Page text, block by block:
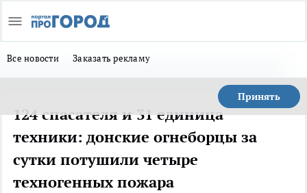
Все новости Заказать рекламу
Принять
124 спасателя и 31 единица
техники: донские огнеборцы за
сутки потушили четыре
техногенных пожара